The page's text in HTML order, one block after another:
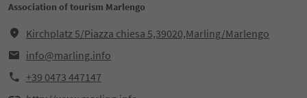
Association of tourism Marlengo
Kirchplatz 5/Piazza chiesa 5,39020,Marling/Marlengo
info@marling.info
+39 0473 447147